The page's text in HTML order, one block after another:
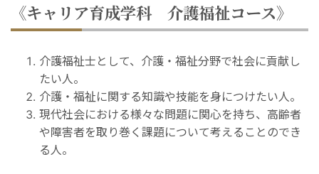
《キャリア育成学科 介護福祉コース》
介護福祉士として、介護・福祉分野で社会に貢献し
たい人。
介護・福祉に関する知識や技能を身につけたい人。
現代社会における様々な問題に関心を持ち、高齢者
や障害者を取り巻く課題について考えることのでき
る人。